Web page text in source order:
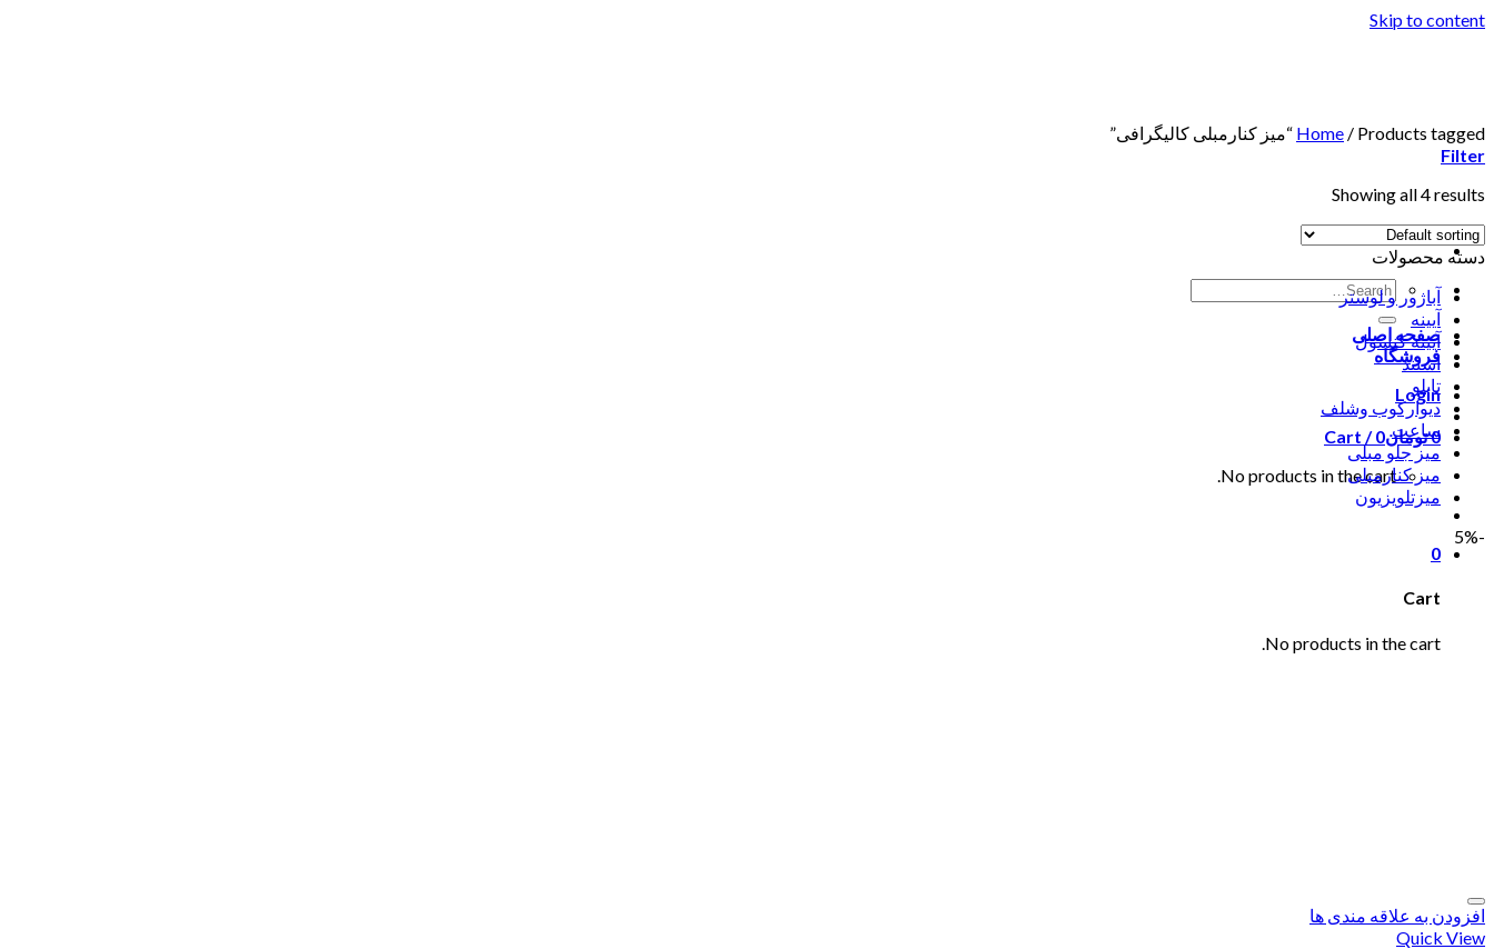
Skip to content
صفحه اصلی
فروشگاه
Login
Cart /
تومان0
0
No products in the cart.
0
Cart
No products in the cart.
Home / Products tagged “میز کنارمبلی کالیگرافی”
Filter
Showing all 4 results
دسته محصولات
آباژور و لوستر
آیینه
آیینه کنسول
استند
تابلو
دیوارکوب وشلف
ساعت
میز جلو مبلی
میز کنارمبلی
میزتلویزیون
-5%
افزودن به علاقه مندی ها
Quick View